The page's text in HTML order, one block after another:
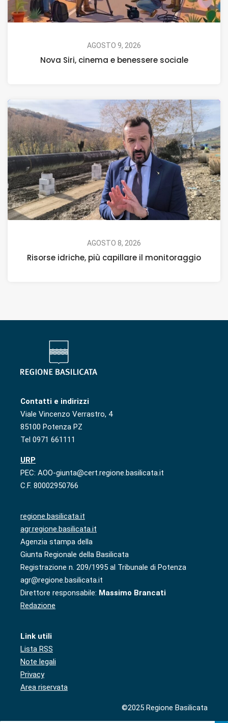
AGOSTO 9, 2026
Nova Siri, cinema e benessere sociale
AGOSTO 8, 2026
Risorse idriche, più capillare il monitoraggio
Contatti e indirizzi
Viale Vincenzo Verrastro, 4
85100 Potenza PZ
Tel 0971 661111
URP
PEC: AOO-giunta@cert.regione.basilicata.it
C.F. 80002950766
regione.basilicata.it
agr.regione.basilicata.it
Agenzia stampa della
Giunta Regionale della Basilicata
Registrazione n. 209/1995 al Tribunale di Potenza
agr@regione.basilicata.it
Direttore responsabile: Massimo Brancati
Redazione
Link utili
Lista RSS
Note legali
Privacy
Area riservata
©2025 Regione Basilicata